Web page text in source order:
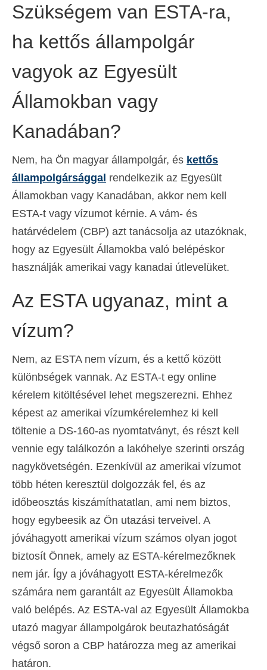
Szükségem van ESTA-ra,
ha kettős állampolgár
vagyok az Egyesült
Államokban vagy
Kanadában?
Nem, ha Ön magyar állampolgár, és kettős
állampolgársággal rendelkezik az Egyesült
Államokban vagy Kanadában, akkor nem kell
ESTA-t vagy vízumot kérnie. A vám- és
határvédelem (CBP) azt tanácsolja az utazóknak,
hogy az Egyesült Államokba való belépéskor
használják amerikai vagy kanadai útlevelüket.
Az ESTA ugyanaz, mint a
vízum?
Nem, az ESTA nem vízum, és a kettő között
különbségek vannak. Az ESTA-t egy online
kérelem kitöltésével lehet megszerezni. Ehhez
képest az amerikai vízumkérelemhez ki kell
töltenie a DS-160-as nyomtatványt, és részt kell
vennie egy találkozón a lakóhelye szerinti ország
nagykövetségén. Ezenkívül az amerikai vízumot
több héten keresztül dolgozzák fel, és az
időbeosztás kiszámíthatatlan, ami nem biztos,
hogy egybeesik az Ön utazási terveivel. A
jóváhagyott amerikai vízum számos olyan jogot
biztosít Önnek, amely az ESTA-kérelmezőknek
nem jár. Így a jóváhagyott ESTA-kérelmezők
számára nem garantált az Egyesült Államokba
való belépés. Az ESTA-val az Egyesült Államokba
utazó magyar állampolgárok beutazhatóságát
végső soron a CBP határozza meg az amerikai
határon.